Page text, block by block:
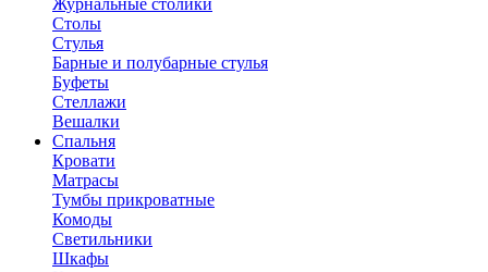
Журнальные столики
Столы
Стулья
Барные и полубарные стулья
Буфеты
Стеллажи
Вешалки
Cпальня
Кровати
Матрасы
Тумбы прикроватные
Комоды
Светильники
Шкафы